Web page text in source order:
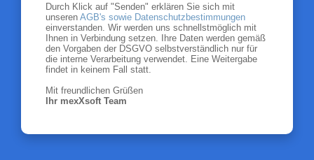
Durch Klick auf "Senden" erklären Sie sich mit
unseren AGB's sowie Datenschutzbestimmungen
einverstanden. Wir werden uns schnellstmöglich mit
Ihnen in Verbindung setzen. Ihre Daten werden gemäß
den Vorgaben der DSGVO selbstverständlich nur für
die interne Verarbeitung verwendet. Eine Weitergabe
findet in keinem Fall statt.
Mit freundlichen Grüßen
Ihr mexXsoft Team